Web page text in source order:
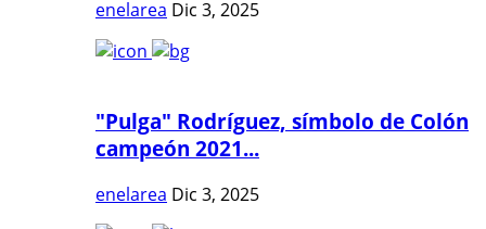
enelarea Dic 3, 2025
"Pulga" Rodríguez, símbolo de Colón
campeón 2021...
enelarea Dic 3, 2025